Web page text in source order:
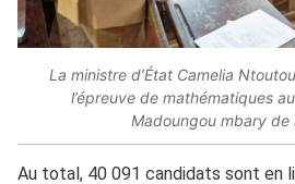
La ministre d’État Camelia
l’épreuve de mathématiques
Madoungou mbary de
Au total, 40 091 candidats sont en